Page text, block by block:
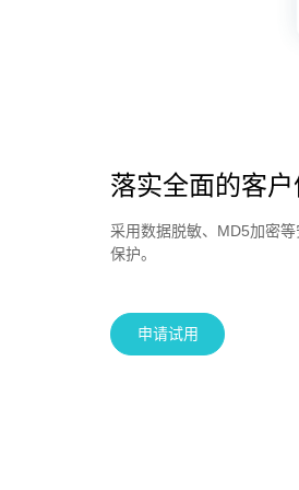
落实全面的客
采用数据脱敏、MD5加密
保护。
申请试用